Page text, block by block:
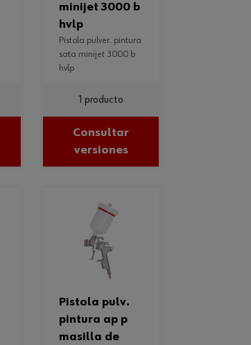
minijet 3000 b
hvlp
pistola pulver. pintura
sata minijet 3000 b
hvlp
1 producto
Consultar
versiones
pistola pulv.
pintura ap p
masilla de